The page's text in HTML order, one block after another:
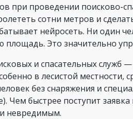
при проведении поисково-
сотни метров и
нейросеть. Ни один
Это значительно
и спасательных служб
в лесистой местности,
без снаряжения и
Чем быстрее поступит
невредимым.